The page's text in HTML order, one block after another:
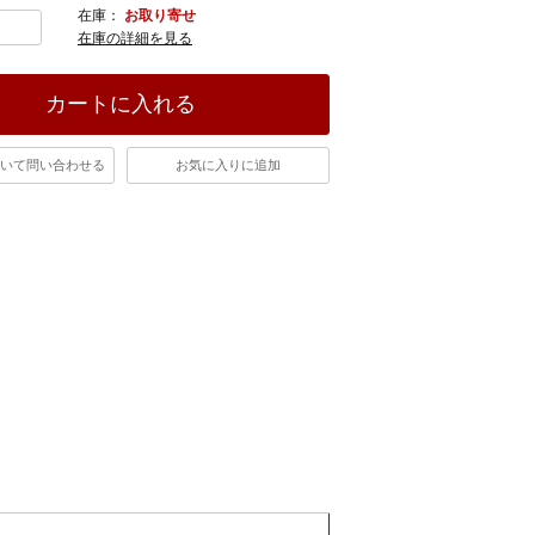
在庫： お取り寄せ
在庫の詳細を見る
カートに入れる
て問い合わせる お気に入りに追加